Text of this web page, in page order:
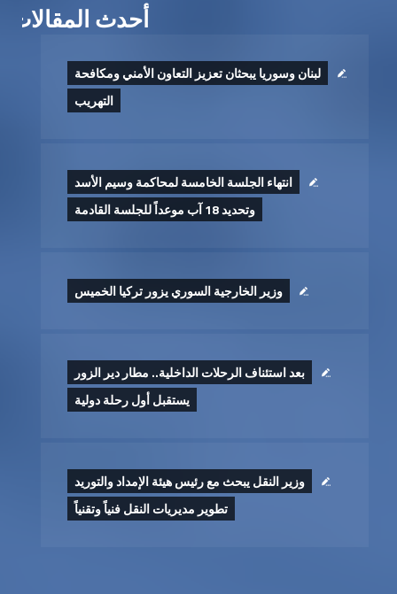
أحدث المقالات
لبنان وسوريا يبحثان تعزيز التعاون الأمني ومكافحة
التهريب
انتهاء الجلسة الخامسة لمحاكمة وسيم الأسد
وتحديد 18 آب موعداً للجلسة القادمة
وزير الخارجية السوري يزور تركيا الخميس
بعد استئناف الرحلات الداخلية.. مطار دير الزور
يستقبل أول رحلة دولية
وزير النقل يبحث مع رئيس هيئة الإمداد والتوريد
تطوير ‏مديريات النقل فنياً وتقنياً